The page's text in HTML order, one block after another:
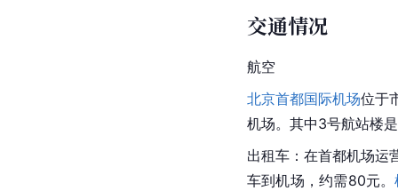
交通情况
航空
北京首都国际机场位于
机场。其中3号航站楼
出租车：在首都机场运
车到机场，约需80元。